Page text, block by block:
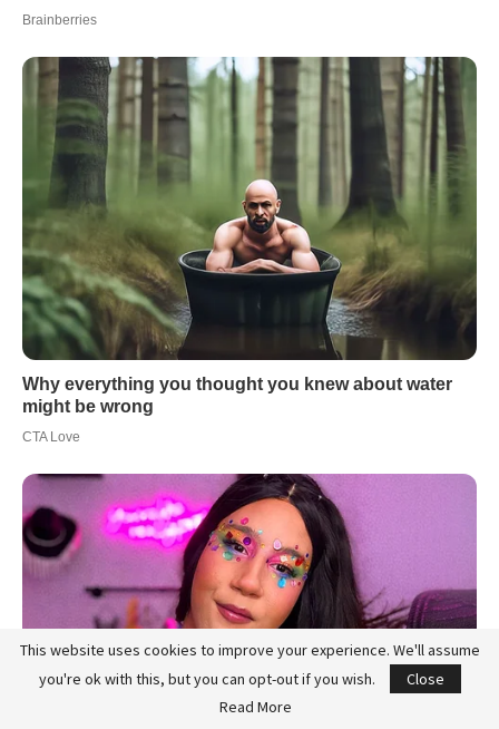
This website uses cookies to improve your experience. We'll assume
you're ok with this, but you can opt-out if you wish.
Close
Read More